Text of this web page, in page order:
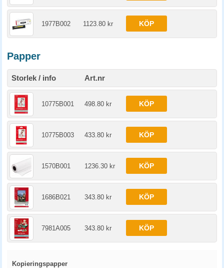
1977B002 1123.80 kr KÖP
Papper
Storlek / info Art.nr
10775B001 498.80 kr KÖP
10775B003 433.80 kr KÖP
1570B001 1236.30 kr KÖP
1686B021 343.80 kr KÖP
7981A005 343.80 kr KÖP
Kopieringspapper